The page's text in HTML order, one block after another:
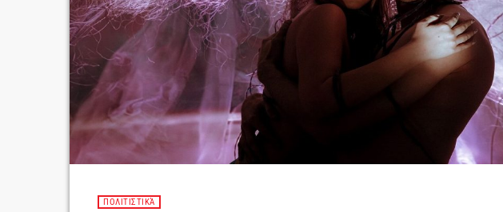
ΠΟΛΙΤΙΣΤΙΚΆ